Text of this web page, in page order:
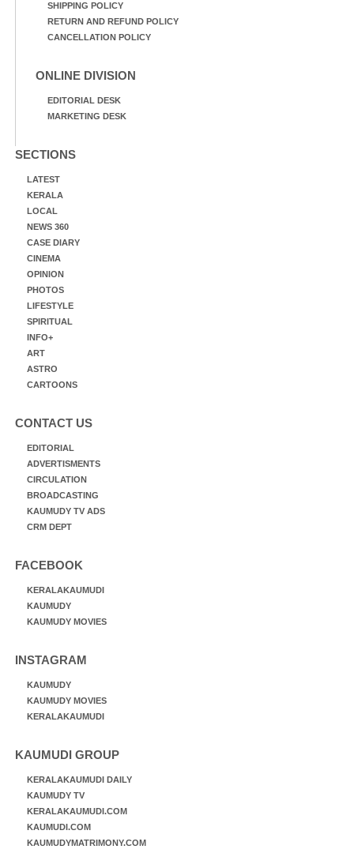
SHIPPING POLICY
RETURN AND REFUND POLICY
CANCELLATION POLICY
ONLINE DIVISION
EDITORIAL DESK
MARKETING DESK
SECTIONS
LATEST
KERALA
LOCAL
NEWS 360
CASE DIARY
CINEMA
OPINION
PHOTOS
LIFESTYLE
SPIRITUAL
INFO+
ART
ASTRO
CARTOONS
CONTACT US
EDITORIAL
ADVERTISMENTS
CIRCULATION
BROADCASTING
KAUMUDY TV ADS
CRM DEPT
FACEBOOK
KERALAKAUMUDI
KAUMUDY
KAUMUDY MOVIES
INSTAGRAM
KAUMUDY
KAUMUDY MOVIES
KERALAKAUMUDI
KAUMUDI GROUP
KERALAKAUMUDI DAILY
KAUMUDY TV
KERALAKAUMUDI.COM
KAUMUDI.COM
KAUMUDYMATRIMONY.COM